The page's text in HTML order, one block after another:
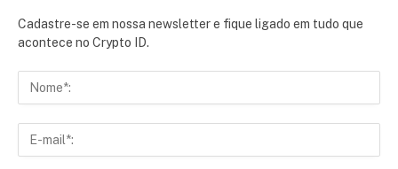
Cadastre-se em nossa newsletter e fique ligado em tudo que
acontece no Crypto ID.